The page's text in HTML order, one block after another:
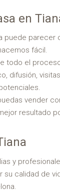
en
puede parecer
fácil.
todo el
difusión,
vender
resultado
y
su calidad de